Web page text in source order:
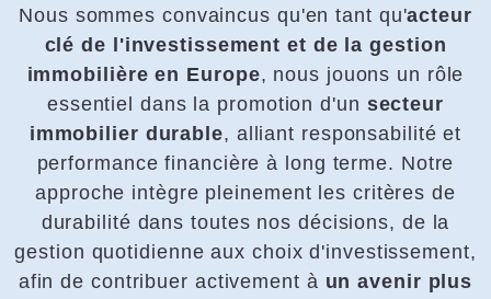
Nous sommes convaincus qu'en tant qu'acteur
clé de l'investissement et de la gestion
immobilière en Europe, nous jouons un rôle
essentiel dans la promotion d'un secteur
immobilier durable, alliant responsabilité et
performance financière à long terme. Notre
approche intègre pleinement les critères de
durabilité dans toutes nos décisions, de la
gestion quotidienne aux choix d'investissement,
afin de contribuer activement à un avenir plus